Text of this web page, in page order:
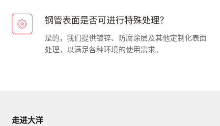
钢管表面是否可进行特殊处理？
是的，我们提供镀锌、防腐涂层及其他定制化表面
处理，以满足各种环境的使用需求。
走进大洋